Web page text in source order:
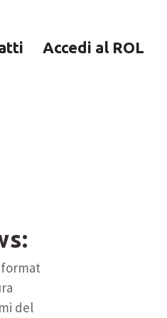
Accedi al ROL
format
del